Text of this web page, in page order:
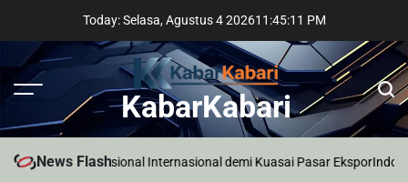
content
Today: Selasa, Agustus 4 202611 :45:11 PM
KabarKabari
News Flash
Incar Profesional Internasional demi Kuasai Pasar Ekspor